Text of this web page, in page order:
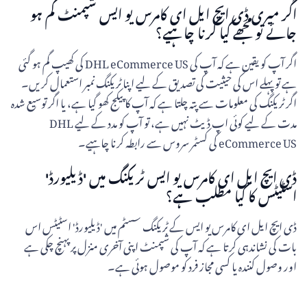
اگر میری ڈی ایچ ایل ای کامرس یو ایس شپمنٹ گم ہو
جائے تو مجھے کیا کرنا چاہیے؟
اگر آپ کو یقین ہے کہ آپ کی DHL eCommerce US کی کھیپ گم ہو گئی
ہے تو پہلے اس کی حیثیت کی تصدیق کے لیے اپنا ٹریکنگ نمبر استعمال کریں۔
اگر ٹریکنگ کی معلومات سے پتہ چلتا ہے کہ آپ کا پیکج کھو گیا ہے، یا اگر توسیع شدہ
مدت کے لیے کوئی اپ ڈیٹ نہیں ہے، تو آپ کو مدد کے لیے DHL
eCommerce US کی کسٹمر سروس سے رابطہ کرنا چاہیے۔
ڈی ایچ ایل ای کامرس یو ایس ٹریکنگ میں 'ڈیلیورڈ'
اسٹیٹس کا کیا مطلب ہے؟
ڈی ایچ ایل ای کامرس یو ایس کے ٹریکنگ سسٹم میں 'ڈیلیورڈ' اسٹیٹس اس
بات کی نشاندہی کرتا ہے کہ آپ کی شپمنٹ اپنی آخری منزل پر پہنچ چکی ہے
اور وصول کنندہ یا کسی مجاز فرد کو موصول ہوئی ہے۔